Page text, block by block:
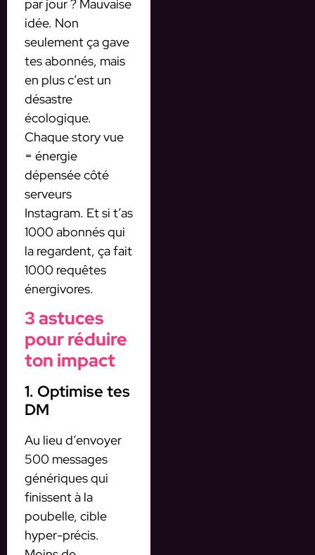
par jour ? Mauvaise
idée. Non
seulement ça gave
tes abonnés, mais
en plus c’est un
désastre
écologique.
Chaque story vue
= énergie
dépensée côté
serveurs
Instagram. Et si t’as
1000 abonnés qui
la regardent, ça fait
1000 requêtes
énergivores.
3 astuces
pour réduire
ton impact
1. Optimise tes
DM
Au lieu d’envoyer
500 messages
génériques qui
finissent à la
poubelle, cible
hyper-précis.